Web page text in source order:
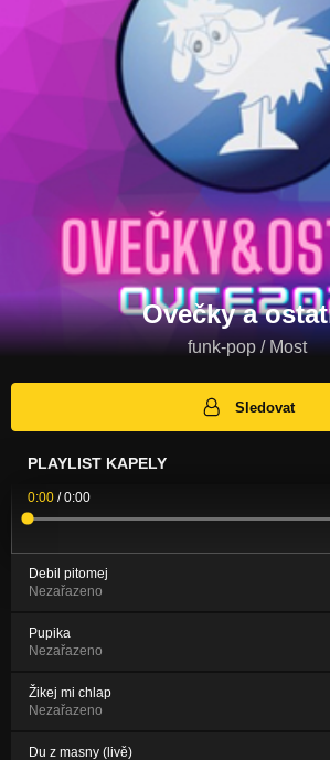
Ovečky a
funk-pop / Most
Sledovat
PLAYLIST KAPELY
0:00 /0:00
Debil pitomej
Nezařazeno
Pupika
Nezařazeno
Žikej mi chlap
Nezařazeno
Du z masny (livě)